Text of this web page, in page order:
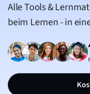
Alle Tools &
beim Lernen - in